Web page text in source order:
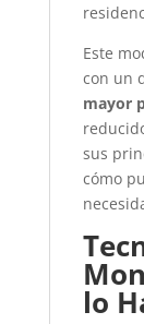
Este
con un
mayor
sus
cómo
lo